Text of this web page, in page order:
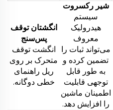
شیر رکسروت
سیستم
هیدرولیک
معروف
می‌تواند ثبات را
تضمین کرده و
به طور قابل
توجهی قابلیت
اطمینان ماشین
را افزایش دهد.
انگشتان توقف
پس‌سنج
انگشت توقف
متحرک بر روی
ریل راهنمای
خطی دوگانه.